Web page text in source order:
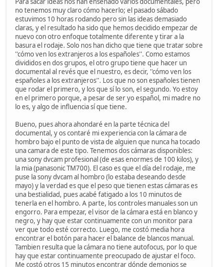
no tenemos muy claro cómo hacerlo; el pasado sábado
estuvimos 10 horas rodando pero sin las ideas demasiado
claras, y el resultado ha sido que hemos decidido empezar de
nuevo con otro enfoque totalmente diferente y tirar a la
basura el rodaje. Solo nos han dicho que tiene que tratar sobre
''cómo ven los extranjeros a los españoles''. Como estamos
divididos en dos grupos, el otro grupo tiene que hacer un
documental al revés que el nuestro, es decir, ''cómo ven los
españoles a los extranjeros''. Los que no son españoles tienen
que rodar el primero, y los que sí lo son, el segundo. Yo estoy
en el primero porque, a pesar de ser yo español, mi madre no
lo es, y algo de influencia sí que tiene.
Bueno, pues ahora ahondaré en la parte técnica del
documental, y os contaré mi experiencia con la cámara de
hombro bajo el punto de vista de alguien que nunca ha tocado
una camara de este tipo. Tenemos dos cámaras disponibles:
una sony dvcam profesional (de esas enormes de 100 kilos), y
la mia (panasonic TM700). El caso es que el día del rodaje, me
puse la sony dvcam al hombro (lo estaba deseando desde
mayo) y la verdad es que el peso que tienen estas cámaras es
una bestialidad, pues acabé fatigado a los 10 minutos de
tenerla en el hombro. A parte, los controles manuales son un
engorro. Para empezar, el visor de la cámara está en blanco y
negro, y hay que estar continuamente con un monitor para
ver que todo esté correcto. Luego, me costó media hora
encontrar el botón para hacer el balance de blancos manual.
Tambien resulta que la cámara no tiene autofocus, por lo que
hay que estar continuamente preocupado de ajustar el foco.
Me costó otros 15 minutos encontrar dónde demonios se